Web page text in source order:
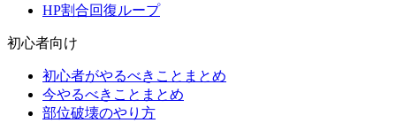
HP割合回復ループ
初心者向け
初心者がやるべきことまとめ
今やるべきことまとめ
部位破壊のやり方